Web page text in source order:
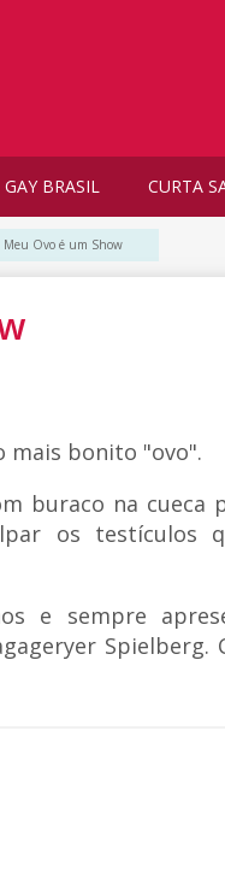
BRASIL CURTA
Meu Ovo é um Show
mais bonito "ovo".
buraco na cueca
os testículos
e sempre
Spielberg.